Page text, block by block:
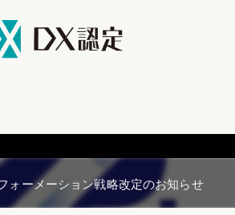
ォーメーション戦略改定のお知らせ